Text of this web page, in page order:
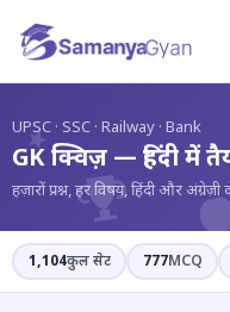
UPSC · SSC · Railway · Bank
GK क्विज़ — हिंदी में
हज़ारों प्रश्न, हर विषय, हिंदी और अंग्रेज़ी
1,104कुल सेट 777MCQ